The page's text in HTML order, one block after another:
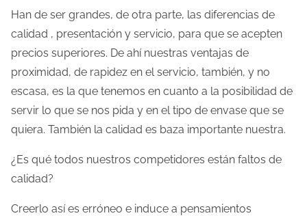
r
a
d
a
Han de ser grandes, de otra parte, las diferencias de
calidad , presentación y servicio, para que se acepten
precios superiores. De ahí nuestras ventajas de
proximidad, de rapidez en el servicio, también, y no
escasa, es la que tenemos en cuanto a la posibilidad de
servir lo que se nos pida y en el tipo de envase que se
quiera. También la calidad es baza importante nuestra.
¿Es qué todos nuestros competidores están faltos de
calidad?
Creerlo así es erróneo e induce a pensamientos